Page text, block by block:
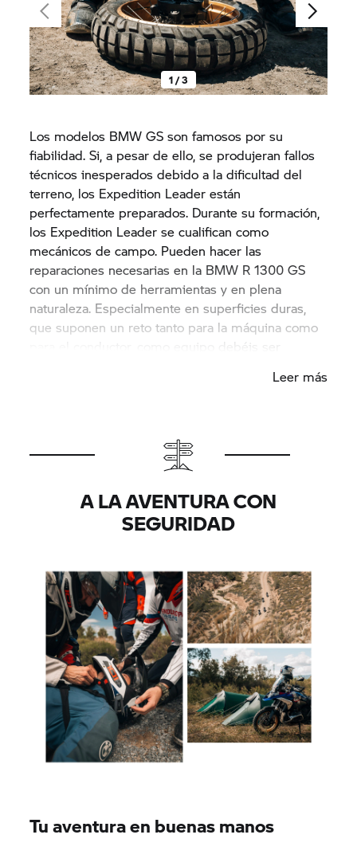
1 / 3
Los modelos BMW GS son famosos por su
fiabilidad. Si, a pesar de ello, se produjeran fallos
técnicos inesperados debido a la dificultad del
terreno, los Expedition Leader están
perfectamente preparados. Durante su formación,
los Expedition Leader se cualifican como
mecánicos de campo. Pueden hacer las
reparaciones necesarias en la BMW R 1300 GS
con un mínimo de herramientas y en plena
naturaleza. Especialmente en superficies duras,
que suponen un reto tanto para la máquina como
Leer más
A LA AVENTURA CON
SEGURIDAD
Tu aventura en buenas manos